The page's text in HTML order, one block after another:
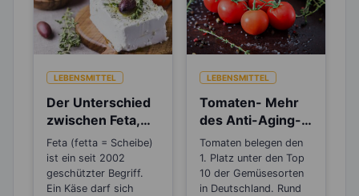
LEBENSMITTEL
Der Unterschied
zwischen Feta,
Schafskäse,
Hirten- und
Balkankäse
Feta (fetta = Scheibe)
ist ein seit 2002
geschützter Begriff.
Ein Käse darf sich
LEBENSMITTEL
Tomaten- Mehr
des Anti-Aging-
Stoffs Lycopin
durchs
Einkochen?
Tomaten belegen den
1. Platz unter den Top
10 der Gemüsesorten
in Deutschland. Rund